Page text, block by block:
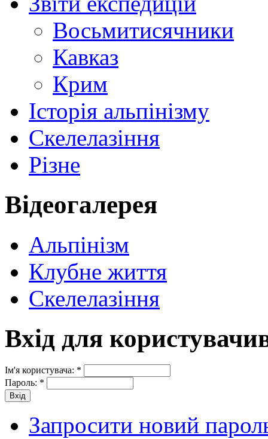
Восьмитисячники
Кавказ
Крим
Історія альпінізму
Скелелазіння
Різне
Відеогалерея
Альпінізм
Клубне життя
Скелелазіння
Вхід для
Ім'я користувача: *
Пароль: *
Запросити новий